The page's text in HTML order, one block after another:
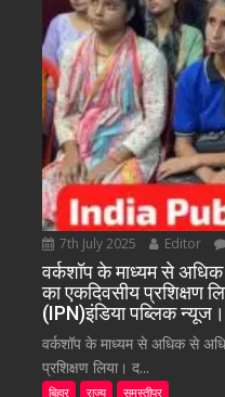
7th July 2025 Editor
वर्कशॉप के माध्यम से
का एकदिवसीय प्रशिक्षण
(IPN)इंडिया पब्लिक न्यूज।
वर्कशॉप के माध्यम से अधिक से
प्रशिक्षण लिया। द...
बिहार राज्य समस्तीपुर